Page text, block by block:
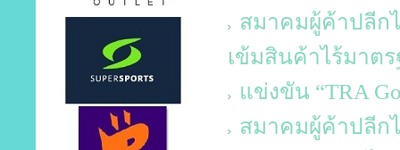
สมาคมผู้ค้าปลีก
เข้มสินค้าไร้มาต
แข่งขัน “TRA
สมาคมผู้ค้าปลีก